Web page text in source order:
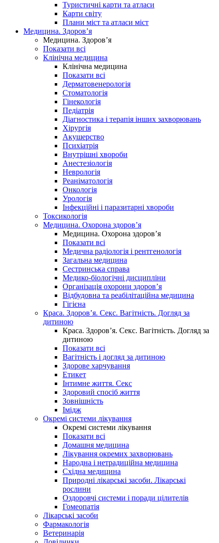
Туристичні карти та атласи
Карти світу
Плани міст та атласи міст
Медицина. Здоров’я
Медицина. Здоров’я
Показати всі
Клінічна медицина
Клінічна медицина
Показати всі
Дерматовенерологія
Стоматологія
Гінекологія
Педіатрія
Діагностика і терапія інших захворювань
Хірургія
Акушерство
Психіатрія
Внутрішні хвороби
Анестезіологія
Неврологія
Реаніматологія
Онкологія
Урологія
Інфекційні і паразитарні хвороби
Токсикологія
Медицина. Охорона здоров’я
Медицина. Охорона здоров’я
Показати всі
Медична радіологія і рентгенологія
Загальна медицина
Сестринська справа
Медико-біологічні дисципліни
Організація охорони здоров’я
Відбудовна та реабілітаційна медицина
Гігієна
Краса. Здоров’я. Секс. Вагітність. Догляд за
дитиною
Краса. Здоров’я. Секс. Вагітність. Догляд за
дитиною
Показати всі
Вагітність і догляд за дитиною
Здорове харчування
Етикет
Інтимне життя. Секс
Здоровий спосіб життя
Зовнішність
Імідж
Окремі системи лікування
Окремі системи лікування
Показати всі
Домашня медицина
Лікування окремих захворювань
Народна і нетрадиційна медицина
Східна медицина
Природні лікарські засоби. Лікарські
рослини
Оздоровчі системи і поради цілителів
Гомеопатія
Лікарські засоби
Фармакологія
Ветеринарія